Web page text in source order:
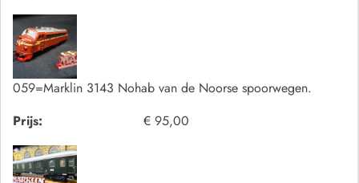
059=Marklin 3143 Nohab van de Noorse spoorwegen.
Prijs:
€ 95,00